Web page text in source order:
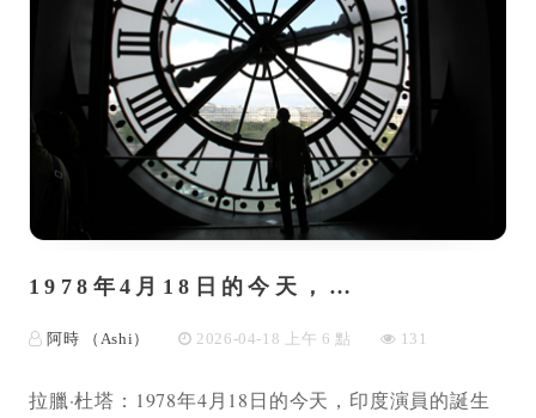
1978年4月18日的今天，…
阿時 （Ashi） 2026-04-18 上午 6 點 131
拉臘·杜塔：1978年4月18日的今天，印度演員的誕生